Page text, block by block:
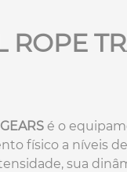
ROPE
é o
físico a níveis
sua